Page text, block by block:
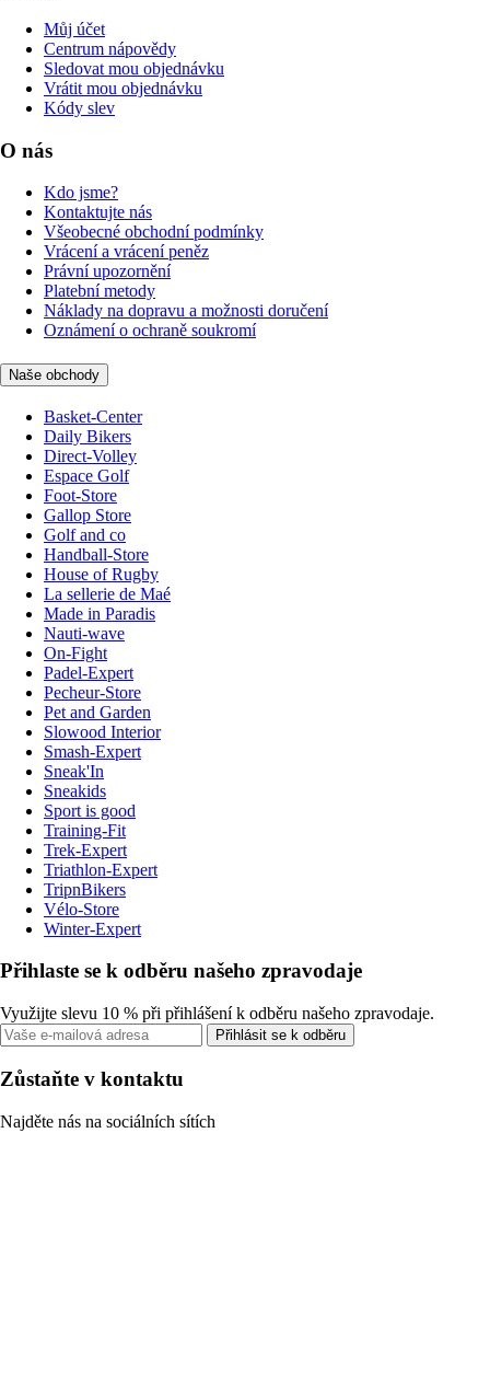
Můj účet
Centrum nápovědy
Sledovat mou objednávku
Vrátit mou objednávku
Kódy slev
O nás
Kdo jsme?
Kontaktujte nás
Všeobecné obchodní podmínky
Vrácení a vrácení peněz
Právní upozornění
Platební metody
Náklady na dopravu a možnosti doručení
Oznámení o ochraně soukromí
Naše obchody
Basket-Center
Daily Bikers
Direct-Volley
Espace Golf
Foot-Store
Gallop Store
Golf and co
Handball-Store
House of Rugby
La sellerie de Maé
Made in Paradis
Nauti-wave
On-Fight
Padel-Expert
Pecheur-Store
Pet and Garden
Slowood Interior
Smash-Expert
Sneak'In
Sneakids
Sport is good
Training-Fit
Trek-Expert
Triathlon-Expert
TripnBikers
Vélo-Store
Winter-Expert
Přihlaste se k odběru našeho zpravodaje
Využijte slevu 10 % při přihlášení k odběru našeho zpravodaje.
Přihlásit se k odběru
Zůstaňte v kontaktu
Najděte nás na sociálních sítích